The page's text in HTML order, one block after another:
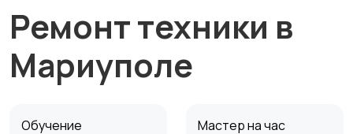
Ремонт техники в
Мариуполе
Обучение Мастер на час